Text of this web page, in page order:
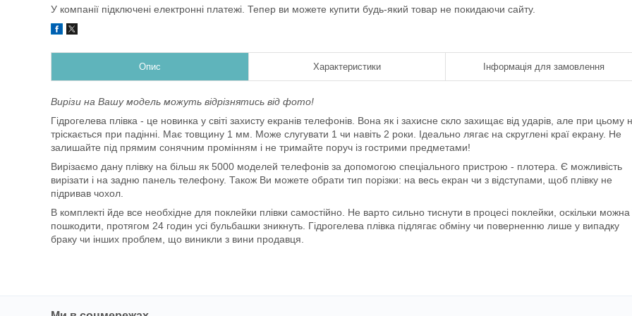
У компанії підключені електронні платежі. Тепер ви можете купити будь-який товар не покидаючи сайту.
Опис Характеристики Інформація для замовлення
Вирізи на Вашу модель можуть відрізнятись від фото!
Гідрогелева плівка - це новинка у світі захисту екранів телефонів. Вона як і захисне скло захищає від ударів, але при цьому
тріскається при падінні. Має товщину 1 мм. Може слугувати 1 чи навіть 2 роки. Ідеально лягає на скруглені краї екрану. Не
залишайте під прямим сонячним промінням і не тримайте поруч із гострими предметами!
Вирізаємо дану плівку на більш як 5000 моделей телефонів за допомогою спеціального пристрою - плотера. Є можливість
вирізати і на задню панель телефону. Також Ви можете обрати тип порізки: на весь екран чи з відступами, щоб плівку не
підривав чохол.
В комплекті йде все необхідне для поклейки плівки самостійно. Не варто сильно тиснути в процесі поклейки, оскільки можна
пошкодити, протягом 24 годин усі бульбашки зникнуть. Гідрогелева плівка підлягає обміну чи поверненню лише у випадку
браку чи інших проблем, що виникли з вини продавця.